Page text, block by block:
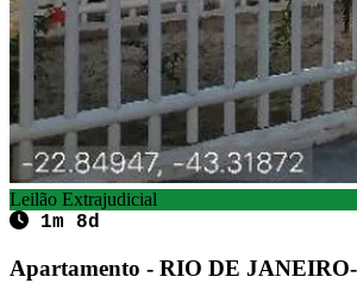
Leilão Extrajudicial
1m 8d
Apartamento - RIO DE